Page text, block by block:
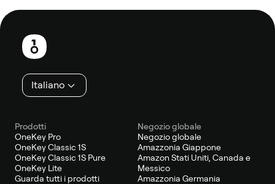
Piè
pagina
Italiano
Prodotti
OneKey Pro
OneKey Classic 1S
OneKey Classic 1S Pure
OneKey Lite
Guarda tutti i prodotti
Negozio globale
Negozio globale
Amazzonia Giappone
Amazon Stati Uniti, Canada e
Messico
Amazzonia Germania